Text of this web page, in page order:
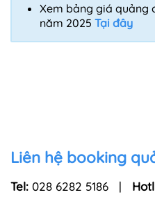
Xem bảng giá quảng
năm 2025 Tại đây
Liên hệ booking
Tel: 028 6282 5186 |